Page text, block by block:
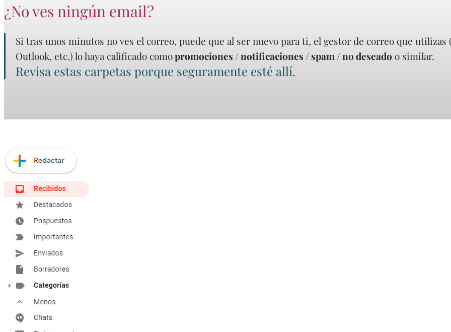
¿No ves ningún email?
Si tras unos minutos no ves el correo, puede que al ser nuevo para ti, el gestor de correo que utilizas
Outlook, etc.) lo haya calificado comopromociones / notificaciones / spam / no deseado o similar.
Revisa estas carpetas porque seguramente esté allí.